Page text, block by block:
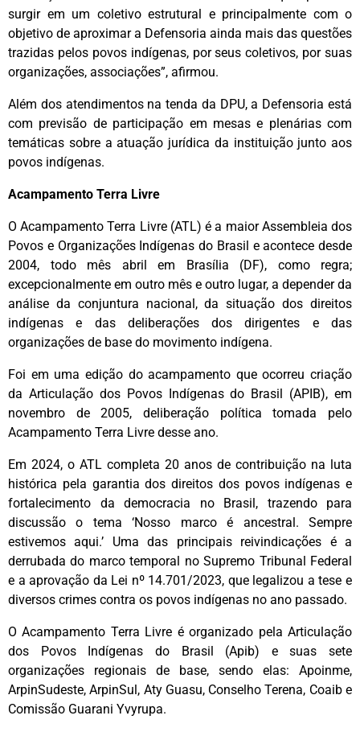
surgir em um coletivo estrutural e principalmente com o
objetivo de aproximar a Defensoria ainda mais das questões
trazidas pelos povos indígenas, por seus coletivos, por suas
organizações, associações”, afirmou.
Além dos atendimentos na tenda da DPU, a Defensoria está
com previsão de participação em mesas e plenárias com
temáticas sobre a atuação jurídica da instituição junto aos
povos indígenas.
Acampamento Terra Livre
O Acampamento Terra Livre (ATL) é a maior Assembleia dos
Povos e Organizações Indígenas do Brasil e acontece desde
2004, todo mês abril em Brasília (DF), como regra;
excepcionalmente em outro mês e outro lugar, a depender da
análise da conjuntura nacional, da situação dos direitos
indígenas e das deliberações dos dirigentes e das
organizações de base do movimento indígena.
Foi em uma edição do acampamento que ocorreu criação
da Articulação dos Povos Indígenas do Brasil (APIB), em
novembro de 2005, deliberação política tomada pelo
Acampamento Terra Livre desse ano.
Em 2024, o ATL completa 20 anos de contribuição na luta
histórica pela garantia dos direitos dos povos indígenas e
fortalecimento da democracia no Brasil, trazendo para
discussão o tema ‘Nosso marco é ancestral. Sempre
estivemos aqui.’ Uma das principais reivindicações é a
derrubada do marco temporal no Supremo Tribunal Federal
e a aprovação da Lei nº 14.701/2023, que legalizou a tese e
diversos crimes contra os povos indígenas no ano passado.
O Acampamento Terra Livre é organizado pela Articulação
dos Povos Indígenas do Brasil (Apib) e suas sete
organizações regionais de base, sendo elas: Apoinme,
ArpinSudeste, ArpinSul, Aty Guasu, Conselho Terena, Coaib e
Comissão Guarani Yvyrupa.